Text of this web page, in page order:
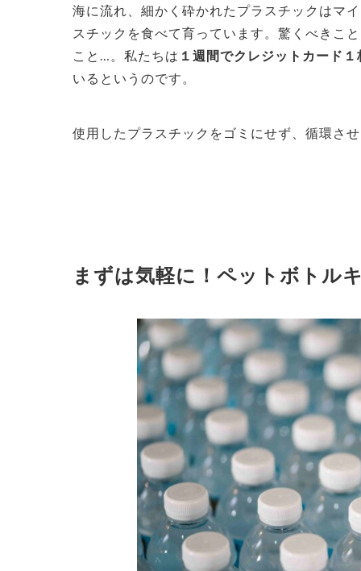
海に流れ、細かく砕かれたプラスチックはマ
スチックを食べて育っています。驚くべきこ
こと…。私たちは １週間でクレジットカード
いるというのです。
使用したプラスチックをゴミにせず、循環さ
まずは気軽に！ペットボトル